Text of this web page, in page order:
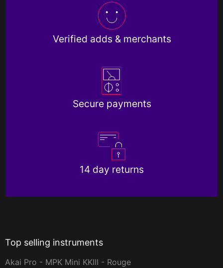
Verified adds & merchants
Secure payments
14 day returns
Top selling instruments
Akai Pro - MPK Mini KKIII - Rouge